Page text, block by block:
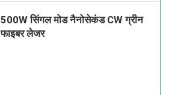
500W सिंगल मोड नैनोसेकंड CW ग्रीन
फाइबर लेजर